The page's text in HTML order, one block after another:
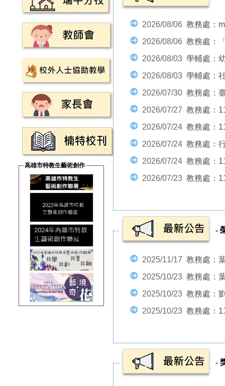
高雄市特教生藝術創作
2026/08/06 教務處：
2026/08/06 教務處：
2026/08/03 學輔處：
2026/08/03 學輔處：
2026/07/30 教務處：
2026/07/27 教務處：
2026/07/24 教務處：
2026/07/24 教務處：
2026/07/24 教務處：
2026/07/23 教務處：
-
2025/11/17 教務處：
2025/10/23 教務處：
2025/10/23 教務處：
2025/10/23 教務處：
-